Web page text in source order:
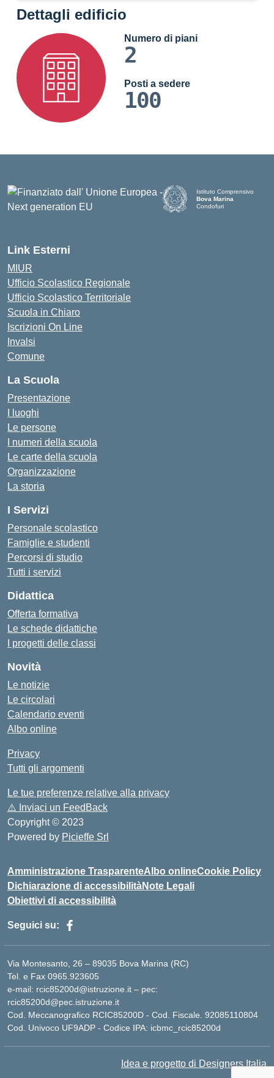
Dettagli edificio
Numero di piani
2
Posti a sedere
100
Istituto Comprensivo
Bova Marina
Condofuri
Link Esterni
MIUR
Ufficio Scolastico Regionale
Ufficio Scolastico Territoriale
Scuola in Chiaro
Iscrizioni On Line
Invalsi
Comune
La Scuola
Presentazione
I luoghi
Le persone
I numeri della scuola
Le carte della scuola
Organizzazione
La storia
I Servizi
Personale scolastico
Famiglie e studenti
Percorsi di studio
Tutti i servizi
Didattica
Offerta formativa
Le schede didattiche
I progetti delle classi
Novità
Le notizie
Le circolari
Calendario eventi
Albo online
Privacy
Tutti gli argomenti
Le tue preferenze relative alla privacy
⚠️ Inviaci un FeedBack
Copyright © 2023
Powered by Picieffe Srl
Amministrazione TrasparenteAlbo onlineCookie Policy
Dichiarazione di accessibilitàNote Legali
Obiettivi di accessibilità
Seguici su:
Via Montesanto, 26 – 89035 Bova Marina (RC)
Tel. e Fax 0965.923605
e-mail: rcic85200d@istruzione.it – pec:
rcic85200d@pec.istruzione.it
Cod. Meccanografico RCIC85200D - Cod. Fiscale. 92085110804
Cod. Univoco UF9ADP - Codice IPA: icbmc_rcic85200d
Idea e progetto di Designers Italia